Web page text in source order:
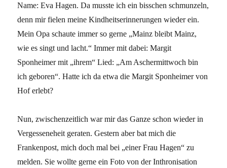
Name: Eva Hagen. Da musste ich ein bisschen schmunzeln,
denn mir fielen meine Kindheitserinnerungen wieder ein.
Mein Opa schaute immer so gerne „Mainz bleibt Mainz,
wie es singt und lacht.“ Immer mit dabei: Margit
Sponheimer mit „ihrem“ Lied: „Am Aschermittwoch bin
ich geboren“. Hatte ich da etwa die Margit Sponheimer von
Hof erlebt?
Nun, zwischenzeitlich war mir das Ganze schon wieder in
Vergesseneheit geraten. Gestern aber bat mich die
Frankenpost, mich doch mal bei „einer Frau Hagen“ zu
melden. Sie wollte gerne ein Foto von der Inthronisation